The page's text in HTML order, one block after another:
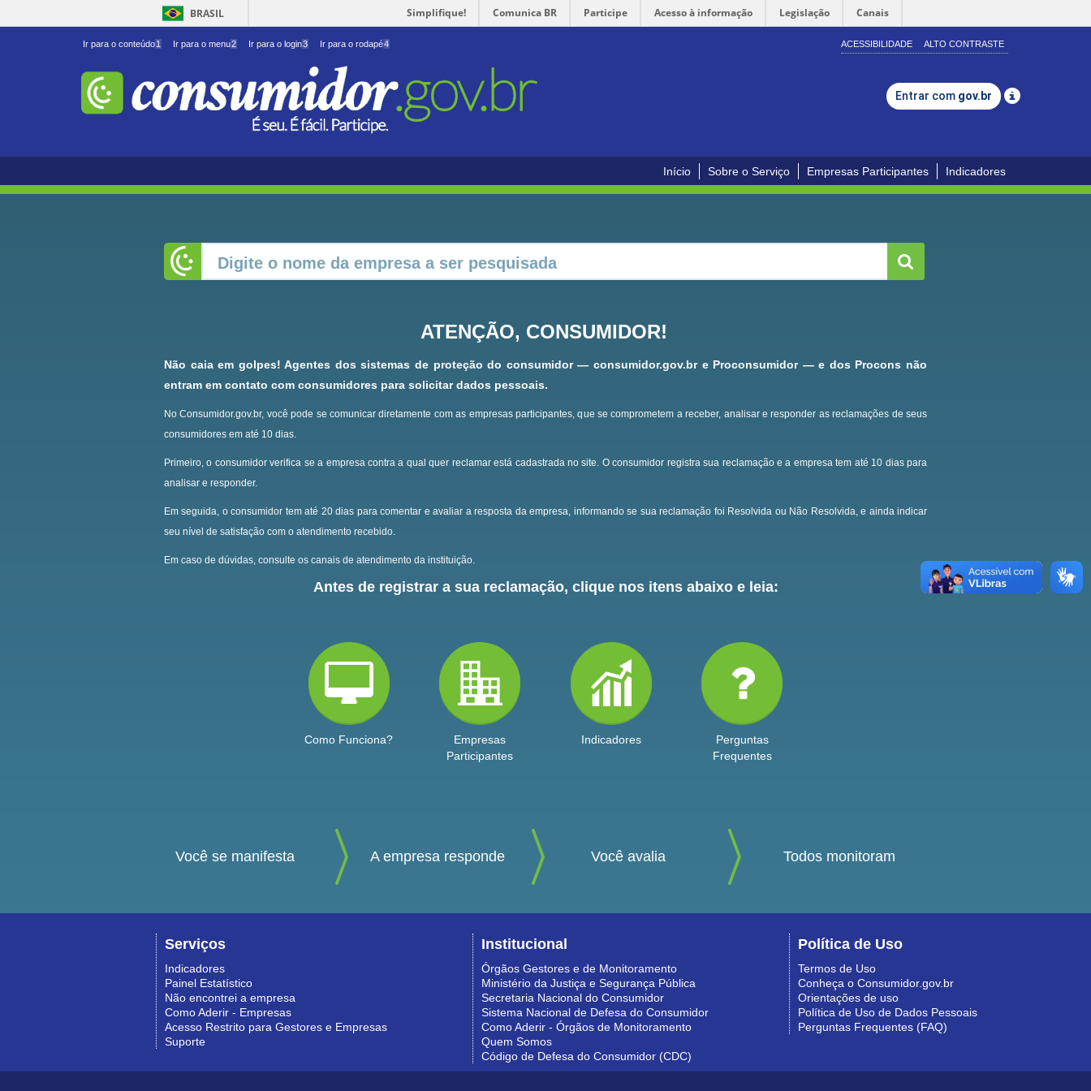
BRASIL Simplifique! Comunica BR Participe Acesso à informação Legislação Canais
Ir para o conteúdo1 Ir para o menu2 Ir para o login3 Ir para o rodapé4 ACESSIBILIDADE ALTO CONTRASTE
Entrar com gov.br
Início Sobre o Serviço Empresas Participantes Indicadores
ATENÇÃO, CONSUMIDOR!
Não caia em golpes! Agentes dos sistemas de proteção do consumidor — consumidor.gov.br e Proconsumidor — e dos Procons não
entram em contato com consumidores para solicitar dados pessoais.
No Consumidor.gov.br, você pode se comunicar diretamente com as empresas participantes, que se comprometem a receber, analisar e responder as reclamações de seus
consumidores em até 10 dias.
Primeiro, o consumidor verifica se a empresa contra a qual quer reclamar está cadastrada no site. O consumidor registra sua reclamação e a empresa tem até 10 dias para
analisar e responder.
Em seguida, o consumidor tem até 20 dias para comentar e avaliar a resposta da empresa, informando se sua reclamação foi Resolvida ou Não Resolvida, e ainda indicar
seu nível de satisfação com o atendimento recebido.
Em caso de dúvidas, consulte os canais de atendimento da instituição.
Antes de registrar a sua reclamação, clique nos itens abaixo e leia:
Como Funciona?
Empresas
Participantes
Indicadores
Perguntas
Frequentes
Você se manifesta A empresa responde Você avalia Todos monitoram
Serviços
Indicadores
Painel Estatístico
Não encontrei a empresa
Como Aderir - Empresas
Acesso Restrito para Gestores e Empresas
Suporte
Institucional
Órgãos Gestores e de Monitoramento
Ministério da Justiça e Segurança Pública
Secretaria Nacional do Consumidor
Sistema Nacional de Defesa do Consumidor
Como Aderir - Órgãos de Monitoramento
Quem Somos
Código de Defesa do Consumidor (CDC)
Política de Uso
Termos de Uso
Conheça o Consumidor.gov.br
Orientações de uso
Política de Uso de Dados Pessoais
Perguntas Frequentes (FAQ)